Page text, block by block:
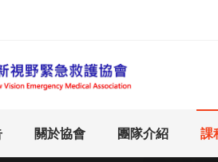
關於協會 團隊介紹 課